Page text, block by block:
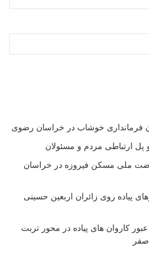
فرمانداری خوشاب در خراسان رضوی
پل ارتباطی مردم و مسئولان
۲۳ هکتاری نهضت ملی مسکن فیروزه در خراسان
پیاده روی زائران اربعین حسینی
کاروان های پیاده در محور تربت
صفر